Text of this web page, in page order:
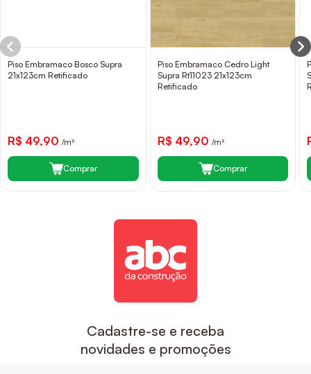
Piso Embramaco Bosco Supra
21x123cm Retificado
R$ 49,90 /m²
Comprar
Piso Embramaco Cedro Light
Supra Rt11023 21x123cm
Retificado
R$ 49,90 /m²
Comprar
Cadastre-se e receba
novidades e promoções